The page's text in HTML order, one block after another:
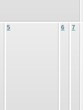
5 6 7